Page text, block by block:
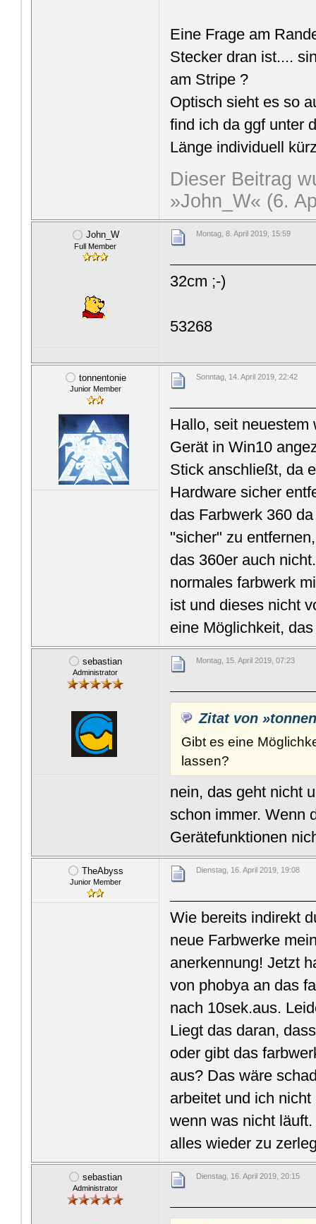
Eine Frage am
Stecker dran ist....
am Stripe ?
Optisch sieht es so
find ich da ggf unter
Länge individuell
Dieser Beitrag
»John_W« (6.
John_W
Full Member
Montag, 8. April 2019, 15:59
32cm ;-)
53268
tonnentonie
Junior Member
Sonntag, 14. April 2019, 22:42
Hallo, seit neuestem
Gerät in Win10
Stick anschließt, da
Hardware sicher
das Farbwerk 360
"sicher" zu
das 360er auch
normales farbwerk
ist und dieses nicht
eine Möglichkeit,
sebastian
Administrator
Montag, 15. April 2019, 07:23
Zitat von
Gibt es eine
lassen?
nein, das geht nicht
schon immer. Wenn
Gerätefunktionen
TheAbyss
Junior Member
Dienstag, 16. April 2019, 19:08
Wie bereits indirekt
neue Farbwerke
anerkennung! Jetzt
von phobya an das
nach 10sek.aus.
Liegt das daran,
oder gibt das
aus? Das wäre
arbeitet und ich
wenn was nicht
alles wieder zu
sebastian
Administrator
Dienstag, 16. April 2019, 20:15